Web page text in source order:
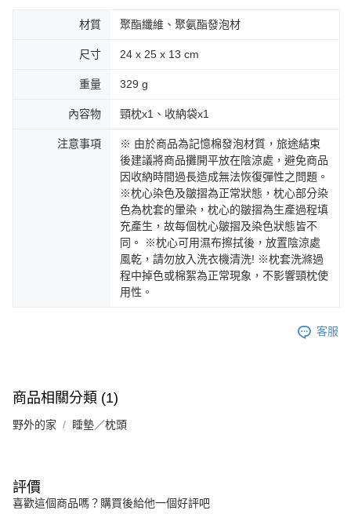
材質 聚酯纖維、聚氨酯發泡材
尺寸 24 x 25 x 13 cm
重量 329 g
內容物 頸枕x1、收納袋x1
注意事項
※ 由於商品為記憶棉發泡材質，旅途結束
後建議將商品攤開平放在陰涼處，避免商品
因收納時間過長造成無法恢復彈性之問題。
※枕心染色及皺摺為正常狀態，枕心部分染
色為枕套的暈染，枕心的皺摺為生產過程填
充產生，故每個枕心皺摺及染色狀態皆不
同。 ※枕心可用濕布擦拭後，放置陰涼處
風乾，請勿放入洗衣機清洗! ※枕套洗滌過
程中掉色或棉絮為正常現象，不影響頸枕使
用性。
客服
商品相關分類 (1)
野外的家 睡墊／枕頭
評價
喜歡這個商品嗎？購買後給他一個好評吧